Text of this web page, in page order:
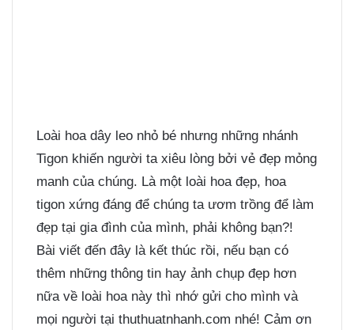
Loài hoa dây leo nhỏ bé nhưng những nhánh
Tigon khiến người ta xiêu lòng bởi vẻ đẹp mỏng
manh của chúng. Là một loài hoa đẹp, hoa
tigon xứng đáng để chúng ta ươm trồng để làm
đẹp tại gia đình của mình, phải không bạn?!
Bài viết đến đây là kết thúc rồi, nếu bạn có
thêm những thông tin hay ảnh chụp đẹp hơn
nữa về loài hoa này thì nhớ gửi cho mình và
mọi người tại thuthuatnhanh.com nhé! Cảm ơn